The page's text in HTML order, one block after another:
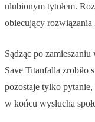
ulubionym tytułem.
obiecujący rozwiązania
Sądząc po
Save Titanfalla zrobiło
pozostaje tylko pytanie,
w końcu wysłucha